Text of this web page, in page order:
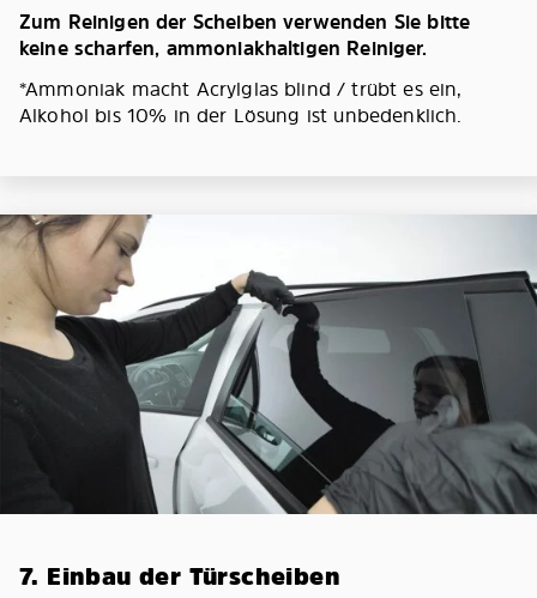
Zum Reinigen der Scheiben verwenden Sie bitte
keine scharfen, ammoniakhaltigen Reiniger.
*Ammoniak macht Acrylglas blind / trübt es ein,
Alkohol bis 10% in der Lösung ist unbedenklich.
7. Einbau der Türscheiben